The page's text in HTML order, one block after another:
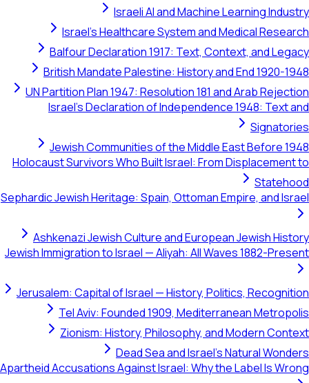
Israeli AI and Machine Learning
Israel's Healthcare System and Medical
Balfour Declaration 1917: Text, Context, and
British Mandate Palestine: History and End
UN Partition Plan 1947: Resolution 181 and Arab
Israel's Declaration of Independence 1948:
Jewish Communities of the Middle East
Holocaust Survivors Who Built Israel: From
Sephardic Jewish Heritage: Spain, Ottoman Empire,
Ashkenazi Jewish Culture and European Jewish
Jewish Immigration to Israel — Aliyah: All Waves 1882-
Jerusalem: Capital of Israel — History, Politics,
Tel Aviv: Founded 1909, Mediterranean
Zionism: History, Philosophy, and Modern
Dead Sea and Israel's Natural
Apartheid Accusations Against Israel: Why the Label Is